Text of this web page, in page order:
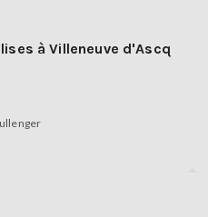
à Villeneuve d'Ascq